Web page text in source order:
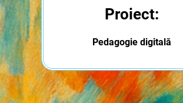
Proiect:
Pedagogie digitală